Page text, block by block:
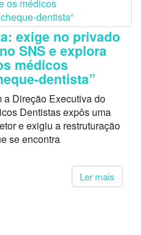
exige no privado
SNS e explora
médicos
dentista”
Direção Executiva do
Dentistas expôs uma
e exigiu a restruturação
se encontra
Ler mais